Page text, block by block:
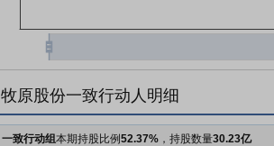
牧原股份一致行动人明细
一致行动组本期持股比例52.37% ，持股数量30.23亿